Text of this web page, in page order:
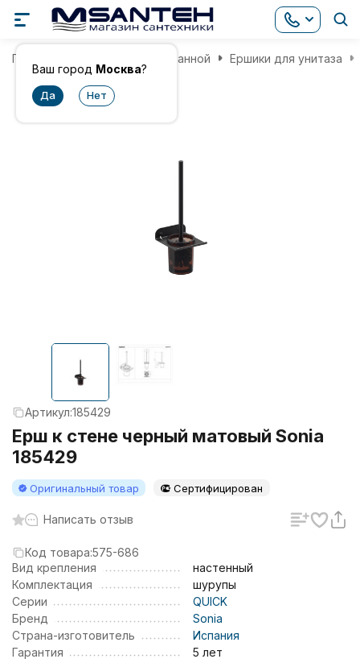
Ваш город Москва?
Главная Аксессуары для ванной Ершики для унитаза
Артикул:185429
Ерш к стене черный матовый Sonia
185429
Оригинальный товар Сертифицирован
Написать отзыв
Код товара:575-686
Вид крепления
настенный
Комплектация
шурупы
Серии
QUICK
Бренд
Sonia
Страна-изготовитель
Испания
Гарантия
5 лет